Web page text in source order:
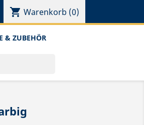
shopping_cart Warenkorb (0)
& ZUBEHÖR